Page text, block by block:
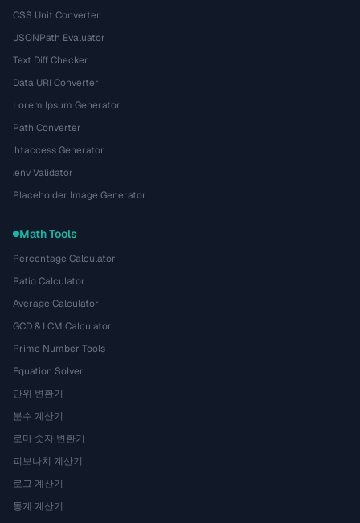
CSS Unit Converter
JSONPath Evaluator
Text Diff Checker
Data URI Converter
Lorem Ipsum Generator
Path Converter
.htaccess Generator
.env Validator
Placeholder Image Generator
Math Tools
Percentage Calculator
Ratio Calculator
Average Calculator
GCD & LCM Calculator
Prime Number Tools
Equation Solver
단위 변환기
분수 계산기
로마 숫자 변환기
피보나치 계산기
로그 계산기
통계 계산기